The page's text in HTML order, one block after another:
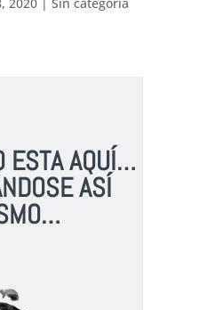
2020| Sin categoría
ESTA AQUÍ…
ASÍ